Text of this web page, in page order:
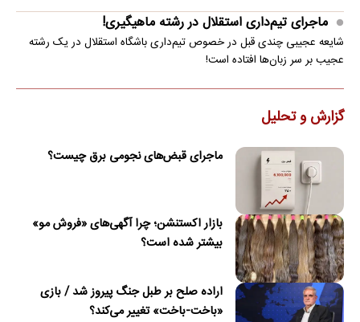
ماجرای تیم‌داری استقلال در رشته ماهیگیری!
شایعه عجیبی چندی قبل در خصوص تیم‌داری باشگاه استقلال در یک رشته
عجیب بر سر زبان‌ها افتاده است!
گزارش و تحلیل
ماجرای قبض‌های نجومی برق چیست؟
بازار اکستنشن؛ چرا آگهی‌های «فروش مو»
بیشتر شده است؟
اراده صلح بر طبل جنگ پیروز شد / بازی
«باخت-باخت» تغییر می‌کند؟